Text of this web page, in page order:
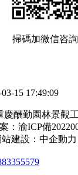
掃碼加微信咨詢
15 17:49:09
慶酬勤園林景觀
： 渝ICP備
建設： 中企動力